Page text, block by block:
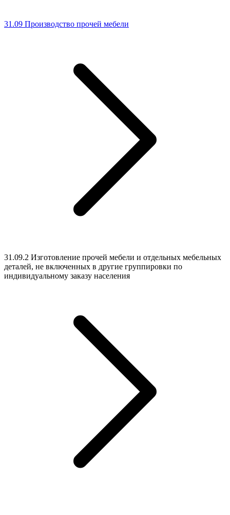
31.09 Производство прочей мебели
31.09.2 Изготовление прочей мебели и отдельных мебельных
деталей, не включенных в другие группировки по
индивидуальному заказу населения